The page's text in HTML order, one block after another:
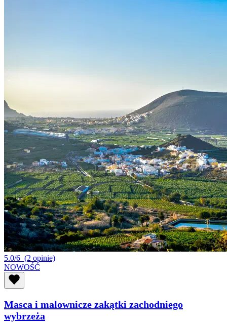
5.0/6 (2 opinie)
NOWOŚĆ
Masca i malownicze zakątki zachodniego
wybrzeża